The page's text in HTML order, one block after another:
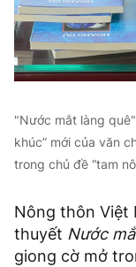
"Nước mắt làng
khúc” mới của văn
trong chủ đề “tam
Nông thôn Việt
thuyết Nước
giong cờ mở